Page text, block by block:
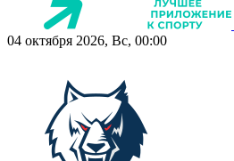
04 октября 2026, Вс, 00:00